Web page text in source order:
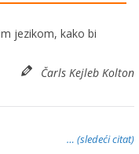
jezikom, kako bi
Čarls Kejleb Kolton
… (sledeći citat)